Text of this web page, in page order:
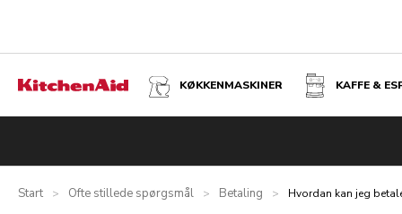
KØKKENMASKINER KAFFE &
Start > Ofte stillede spørgsmål > Betaling > Hvordan kan jeg